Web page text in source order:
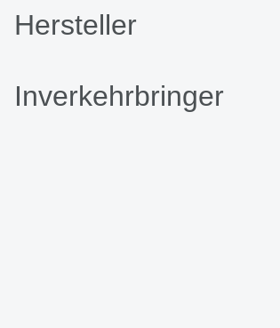
Hersteller
Inverkehrbringer